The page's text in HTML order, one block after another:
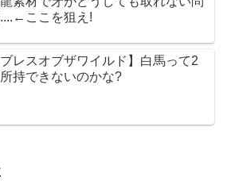
ここを狙え!
ブレスオブザワイルド】白馬って2
持できないのかな?